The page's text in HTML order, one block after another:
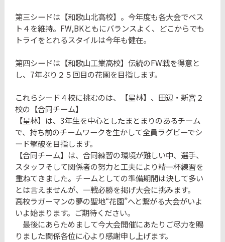
第三シードは【和歌山北高校】。今年度も各大会でベス
ト４を維持。FW,BKともにバランスよく、どこからでも
トライをとれるスタイルは今年も健在。
第四シードは【和歌山工業高校】伝統のFW戦を得意と
し、7年ぶり２５回目の花園を目指します。
これらシード４校に挑むのは、【星林】、田辺・新宮２
校の【合同チーム】
【星林】は、3年生を中心としたまとまりのあるチーム
で、持ち前のチームワークを生かして全員ラグビーでシ
ード撃破を目指します。
【合同チーム】は、合同練習の環境が難しい中、選手、
スタッフそして関係者の努力と工夫により精一杯練習を
重ねてきました。チームとしての準備期間は決して多い
とは言えませんが、一戦必勝を掲げ大会に挑みます。
高校ラガーマンの夢の聖地“花園”へと繋がる大会がいよ
いよ始まります。ご期待ください。
最後にあらためまして今大会開催にあたりご尽力を賜
りました関係各位に心より感謝申し上げます。